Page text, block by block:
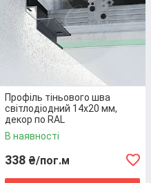
та
Профіль тіньового шва
світлодіодний 14х20 мм,
декор по RAL
В наявності
338 ₴/пог.м